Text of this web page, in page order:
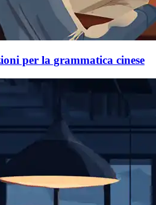
per la grammatica cinese